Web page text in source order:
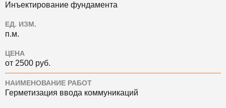
Инъектирование фундамента
ЕД. ИЗМ.
п.м.
ЦЕНА
от 2500 руб.
НАИМЕНОВАНИЕ РАБОТ
Герметизация ввода коммуникаций